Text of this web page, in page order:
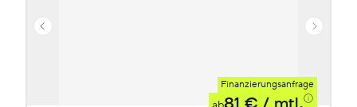
Finanzierungsanfrage